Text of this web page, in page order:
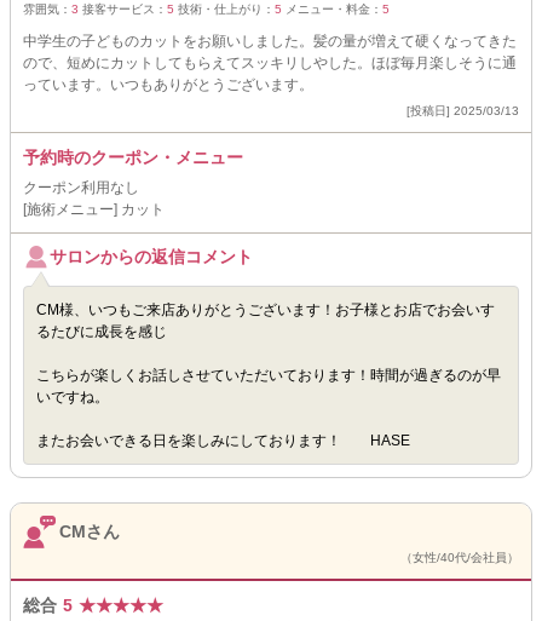
雰囲気： 3 接客サービス： 5 技術・仕上がり： 5 メニュー・料金： 5
中学生の子どものカットをお願いしました。髪の量が増えて硬くなってきた
ので、短めにカットしてもらえてスッキリしやした。ほぼ毎月楽しそうに通
っています。いつもありがとうございます。
[投稿日] 2025/03/13
予約時のクーポン・メニュー
クーポン利用なし
[施術メニュー] カット
サロンからの返信コメント
CM様、いつもご来店ありがとうございます！お子様とお店でお会いす
るたびに成長を感じ
こちらが楽しくお話しさせていただいております！時間が過ぎるのが早
いですね。
またお会いできる日を楽しみにしております！ HASE
CMさん
（女性/40代/会社員）
総合 5 ★★★★★